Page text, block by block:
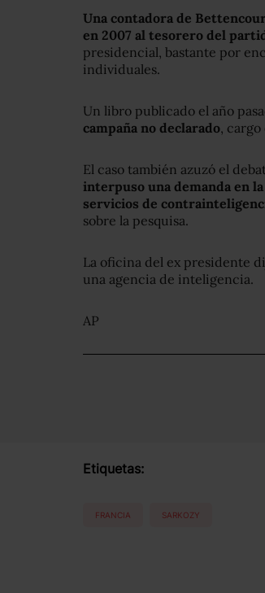
Una contadora de
en 2007 al tesorero del
presidencial, bastante por
individuales.
Un libro publicado el año
campaña no declarado, cargo
El caso también azuzó el
interpuso una demanda en
servicios de
sobre la pesquisa.
La oficina del ex presidente
una agencia de inteligencia.
AP
Etiquetas:
FRANCIA SARKOZY